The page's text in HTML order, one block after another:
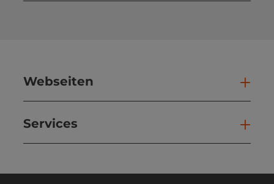
Webseiten
Services